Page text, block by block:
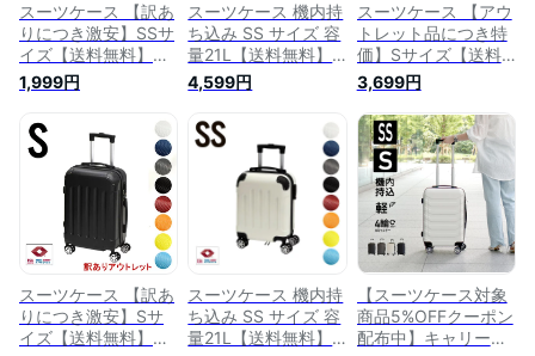
スーツケース 【訳あ
りにつき激安】SSサ
イズ【送料無料】
TSAロック 送料無料
重さ約2.1kg 容量21L
suitcase キャリーバ
ッグ キャリーケース
機内持ち込み スーツ
ケース SS キャリー
ケース かわいい ス
ーツケース 静音 ダ
ブルキャスター 8輪
軽量 アウトレット
特価
1,999円
スーツケース 機内持
ち込み SS サイズ 容
量21L【送料無料】
SS キャリーバッグ
キャリーケース 鍵な
し ライト 軽量 重さ
約2.1kg 静音 ダブル
キャスター 8輪
suitcase キャリーバ
4,599円
スーツケース 【アウ
トレット品につき特
価】Sサイズ【送料
無料】TSAロック 送
料無料 重さ約2.6kg
容量29L suitcase キ
ャリーバッグ キャリ
ーケース 機内持ち込
み スーツケース
SS キャリーケース
かわいい スーツケー
ス 静音 ダブルキャ
スター 8輪 軽量
3,699円
スーツケース 【訳あ
りにつき激安】Sサ
イズ【送料無料】
スーツケース 機内持
ち込み SS サイズ 容
量21L【送料無料】
【スーツケース対象
商品5%OFFクーポン
配布中】キャリーケ